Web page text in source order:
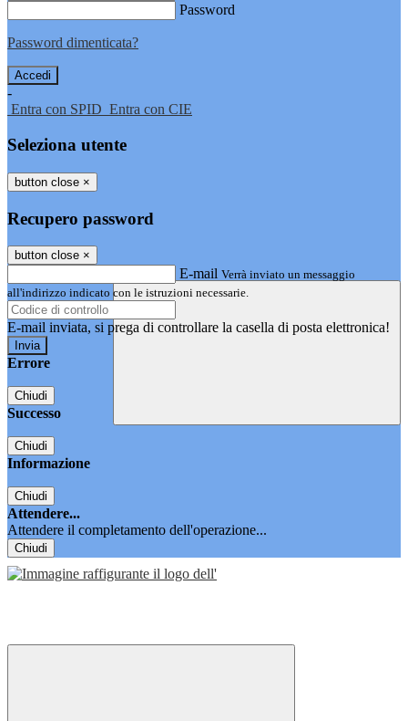
Password
Password dimenticata?
-
Entra con SPID Entra con CIE
Seleziona utente
button close ×
Recupero password
button close ×
E-mail Verrà inviato un messaggio
all'indirizzo indicato con le istruzioni necessarie.
E-mail inviata, si prega di controllare la casella di posta elettronica!
Errore
Chiudi
Successo
Chiudi
Informazione
Chiudi
Attendere...
Attendere il completamento dell'operazione...
Chiudi